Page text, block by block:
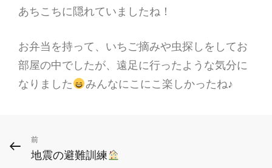
あちこちに隠れていましたね！
お弁当を持って、いちご摘みや虫探しをしてお
部屋の中でしたが、遠足に行ったような気分に
なりました
みんなにこにこ楽しかったね♪
投前
の
前
地震の避難訓練